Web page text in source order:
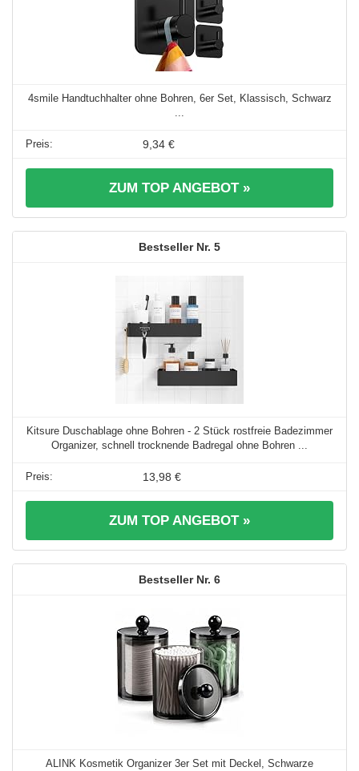
4smile Handtuchhalter ohne Bohren, 6er Set, Klassisch, Schwarz
...
9,34 €
ZUM TOP ANGEBOT »
5
Kitsure Duschablage ohne Bohren - 2 Stück rostfreie Badezimmer
Organizer, schnell trocknende Badregal ohne Bohren ...
13,98 €
ZUM TOP ANGEBOT »
6
ALINK Kosmetik Organizer 3er Set mit Deckel, Schwarze